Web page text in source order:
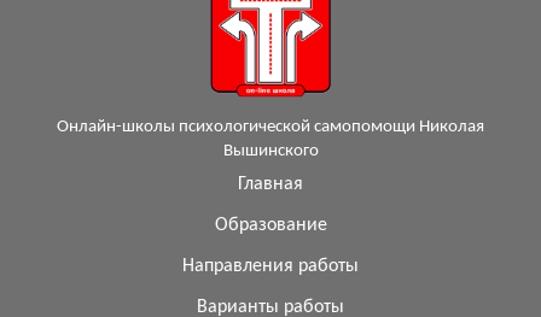
Онлайн-школы психологической самопомощи Николая
Вышинского
Главная
Образование
Направления работы
Варианты работы